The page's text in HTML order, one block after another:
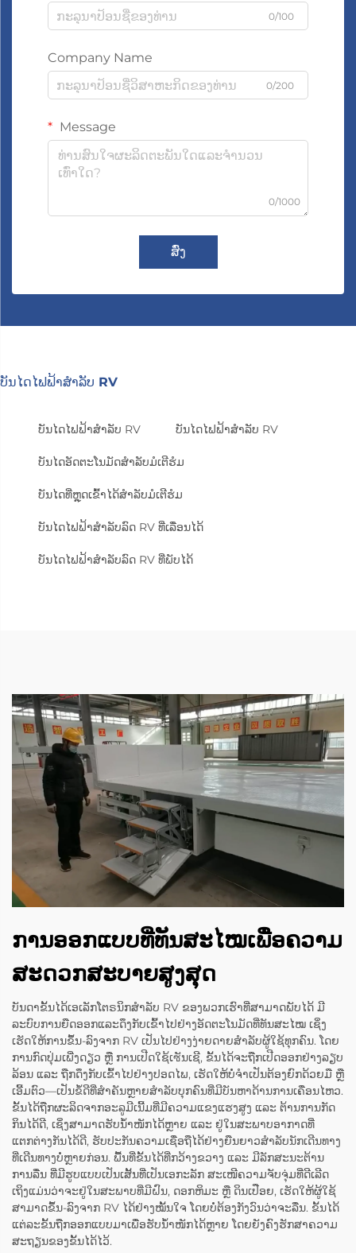
0/100
Company Name
0/200
Message
0/1000
ສົ່ງ
ບັນໄດໄຟຟ້າສຳລັບ RV
ບັນໄດໄຟຟ້າສຳລັບ RV ບັນໄດໄຟຟ້າສຳລັບ RV
ບັນໄດອັດຕະໂນມັດສຳລັບມໍເຕີຮໍມ
ບັນໄດທີ່ຫຼຸດເຂົ້າໄດ້ສຳລັບມໍເຕີຮໍມ
ບັນໄດໄຟຟ້າສຳລັບລົດ RV ທີ່ເລື່ອນໄດ້
ບັນໄດໄຟຟ້າສຳລັບລົດ RV ທີ່ພັບໄດ້
ການອອກແບບທີ່ທັນສະໄໝເພື່ອຄວາມ
ສະດວກສະບາຍສູງສຸດ
ບັນດາຂັ້ນໄດ້ເອເລັກໂຕຣນິກສຳລັບ RV ຂອງພວກເຮົາທີ່ສາມາດພັບໄດ້ ມີ
ລະບົບການຍືດອອກແລະດຶງກັບເຂົ້າໄປຢ່າງອັດຕະໂນມັດທີ່ທັນສະໄໝ ເຊິ່ງ
ເຮັດໃຫ້ການຂຶ້ນ-ລົງຈາກ RV ເປັນໄປຢ່າງງ່າຍດາຍສຳລັບຜູ້ໃຊ້ທຸກຄົນ. ໂດຍ
ການກົດປຸ່ມເພີ່ງດຽວ ຫຼື ການເປີດໃຊ້ເซັນເຊີ, ຂັ້ນໄດ້ຈະຖືກເປີດອອກຢ່າງລຽບ
ລ້ອນ ແລະ ຖືກດຶງກັບເຂົ້າໄປຢ່າງປອດໄພ, ເຮັດໃຫ້ບໍ່ຈຳເປັນຕ້ອງຍົກດ້ວຍມື ຫຼື
ເອີ້ມຕົວ—ເປັນຂໍ້ດີທີ່ສຳຄັນຫຼາຍສຳລັບບຸກຄົນທີ່ມີບັນຫາດ້ານການເຄື່ອນໄຫວ.
ຂັ້ນໄດ້ຖືກຜະລິດຈາກອະລູມີເນີ້ມທີ່ມີຄວາມແຂງແຮງສູງ ແລະ ຕ້ານການກັດ
ກິນໄດ້ດີ, ເຊິ່ງສາມາດຮັບນ້ຳໜັກໄດ້ຫຼາຍ ແລະ ຢູ່ໃນສະພາບອາກາດທີ່
ແຕກຕ່າງກັນໄດ້ດີ, ຮັບປະກັນຄວາມເຊື່ອຖືໄດ້ຢ່າງຍືນຍາວສຳລັບນັກເດີນທາງ
ທີ່ເດີນທາງບໍ່ຫຼາຍກ່ອນ. ພື້ນທີ່ຂັ້ນໄດ້ທີ່ກວ້າງຂວາງ ແລະ ມີລັກສະນະຕ້ານ
ການລື່ນ ທີ່ມີຮູບແບບເປັນເສັ້ນທີ່ເປັນເອກະລັກ ສະເໜີຄວາມຈັບຈຸ່ມທີ່ດີເລີດ
ເຖິງແມ່ນວ່າຈະຢູ່ໃນສະພາບທີ່ມີຝົນ, ດອກຫິມະ ຫຼື ດິນເປືອຍ, ເຮັດໃຫ້ຜູ້ໃຊ້
ສາມາດຂຶ້ນ-ລົງຈາກ RV ໄດ້ຢ່າງໝັ້ນໃຈ ໂດຍບໍ່ຕ້ອງກັງວົນວ່າຈະລື່ນ. ຂັ້ນໄດ້
ແຕ່ລະຂັ້ນຖືກອອກແບບມາເພື່ອຮັບນ້ຳໜັກໄດ້ຫຼາຍ ໂດຍຍັງຄົງຮັກສາຄວາມ
ສະຖຽນຂອງຂັ້ນໄດ້ໄວ້.